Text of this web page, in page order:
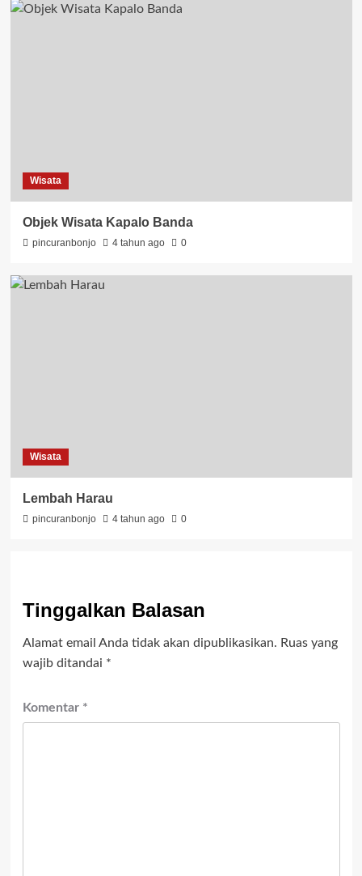
Wisata
Objek Wisata Kapalo Banda
pincuranbonjo 4 tahun ago 0
Wisata
Lembah Harau
pincuranbonjo 4 tahun ago 0
Tinggalkan Balasan
Alamat email Anda tidak akan dipublikasikan. Ruas yang
wajib ditandai *
Komentar *